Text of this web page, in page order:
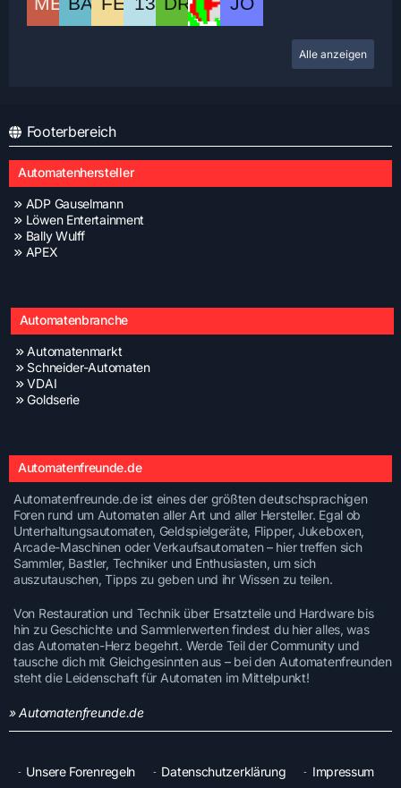
Alle anzeigen
Footerbereich
Automatenhersteller
ADP Gauselmann
Löwen Entertainment
Bally Wulff
APEX
Automatenbranche
Automatenmarkt
Schneider-Automaten
VDAI
Goldserie
Automatenfreunde.de
Automatenfreunde.de ist eines der größten deutschsprachigen
Foren rund um Automaten aller Art und aller Hersteller. Egal ob
Unterhaltungsautomaten, Geldspielgeräte, Flipper, Jukeboxen,
Arcade-Maschinen oder Verkaufsautomaten – hier treffen sich
Sammler, Bastler, Techniker und Enthusiasten, um sich
auszutauschen, Tipps zu geben und ihr Wissen zu teilen.
Von Restauration und Technik über Ersatzteile und Hardware bis
hin zu Geschichte und Sammlerwerten findest du hier alles, was
das Automaten-Herz begehrt. Werde Teil der Community und
tausche dich mit Gleichgesinnten aus – bei den Automatenfreunden
steht die Leidenschaft für Automaten im Mittelpunkt!
» Automatenfreunde.de
Unsere Forenregeln Datenschutzerklärung Impressum